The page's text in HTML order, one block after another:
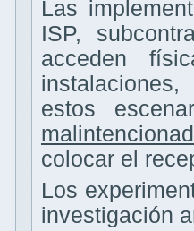
Las
ISP,
acceden
estos
colocar el
Los
investigación